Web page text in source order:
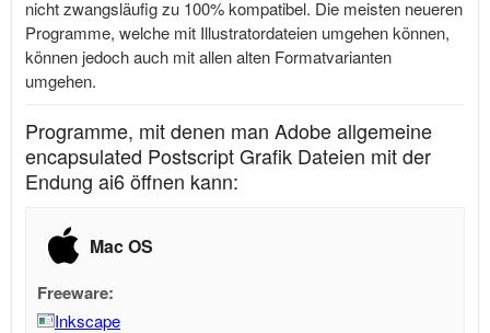
nicht zwangsläufig zu 100% kompatibel. Die meisten neueren
Programme, welche mit Illustratordateien umgehen können,
können jedoch auch mit allen alten Formatvarianten
umgehen.
Programme, mit denen man Adobe allgemeine
encapsulated Postscript Grafik Dateien mit der
Endung ai6 öffnen kann:
Mac OS
Freeware:
Inkscape